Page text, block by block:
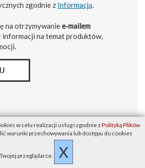
zgodnie z Informacją.
na otrzymywaniee‑mailem
informacji na temat produktów,
w celu realizacji usług i zgodnie z Polityką Plików
warunki przechowywania lub dostępu do cookies
przeglądarce. X